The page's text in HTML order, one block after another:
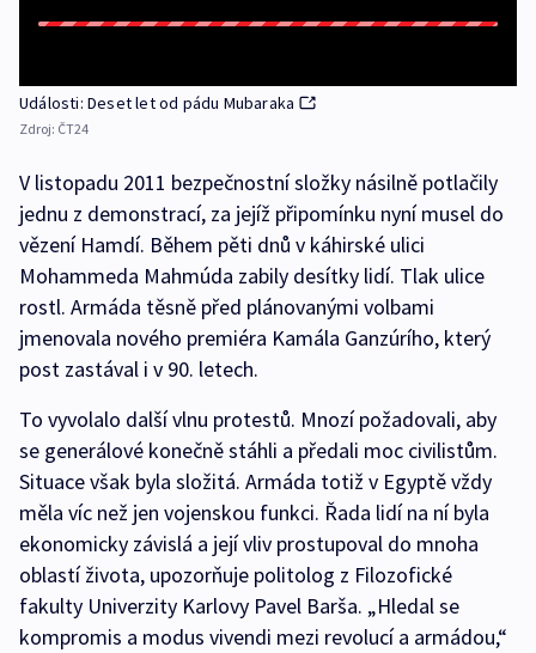
Události: Deset let od pádu Mubaraka
Zdroj: ČT24
V listopadu 2011 bezpečnostní složky násilně potlačily
jednu z demonstrací, za jejíž připomínku nyní musel do
vězení Hamdí. Během pěti dnů v káhirské ulici
Mohammeda Mahmúda zabily desítky lidí. Tlak ulice
rostl. Armáda těsně před plánovanými volbami
jmenovala nového premiéra Kamála Ganzúrího, který
post zastával i v 90. letech.
To vyvolalo další vlnu protestů. Mnozí požadovali, aby
se generálové konečně stáhli a předali moc civilistům.
Situace však byla složitá. Armáda totiž v Egyptě vždy
měla víc než jen vojenskou funkci. Řada lidí na ní byla
ekonomicky závislá a její vliv prostupoval do mnoha
oblastí života, upozorňuje politolog z Filozofické
fakulty Univerzity Karlovy Pavel Barša. „Hledal se
kompromis a modus vivendi mezi revolucí a armádou,“